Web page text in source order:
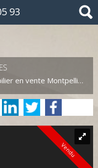
93
en vente Montpellier
Vendu